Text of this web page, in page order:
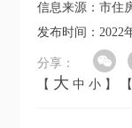
信息来源：市住
发布时间：2022
分享：
【 大 中 小 】